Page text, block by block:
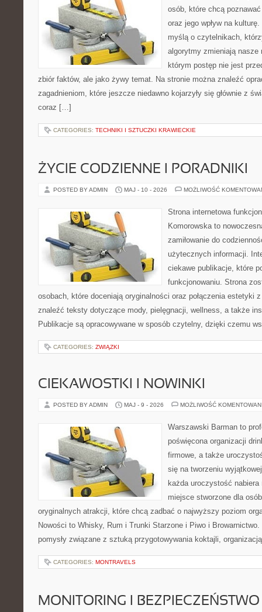
osób, które chcą
oraz jego wpływ na
myślą o czytelnikach,
algorytmy zmieniają
którym postęp nie jest
zbiór faktów, ale jako żywy temat. Na stronie można znaleźć
zagadnieniom, które jeszcze niedawno kojarzyły się głównie z
coraz […]
CATEGORIES: TECHNIKI I SZTUCZKI KRAWIECKIE
ŻYCIE CODZIENNE I PORADNIKI
POSTED BY ADMIN MAJ - 10 - 2026 MOŻLIWOŚĆ
Strona internetowa
Komorowska to
zamiłowanie do
użytecznych informacji.
ciekawe publikacje, które
funkcjonowaniu. Strona
osobach, które doceniają oryginalności oraz połączenia estetyki
znaleźć teksty dotyczące mody, pielęgnacji, wellness, a także
Publikacje są opracowywane w sposób czytelny, dzięki czemu
CATEGORIES: ZWIĄZKI
CIEKAWOSTKI I NOWINKI
POSTED BY ADMIN MAJ - 9 - 2026 MOŻLIWOŚĆ
Warszawski Barman to
poświęcona organizacji
firmowe, a także
się na tworzeniu
każda uroczystość
miejsce stworzone dla
oryginalnych atrakcji, które chcą zadbać o najwyższy poziom
Nowości to Whisky, Rum i Trunki Starzone i Piwo i
pomysły związane z sztuką przygotowywania koktajli,
CATEGORIES: MONTRAVELS
MONITORING I